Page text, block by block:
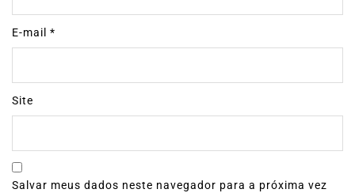
E-mail *
Site
Salvar meus dados neste navegador para a próxima vez